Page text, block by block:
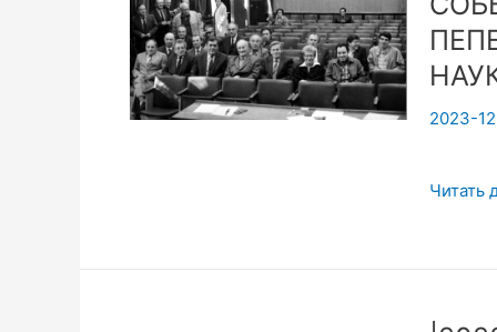
научных
2023-
Читать